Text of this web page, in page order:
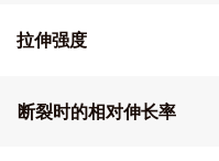
拉伸强度
断裂时的相对伸长率